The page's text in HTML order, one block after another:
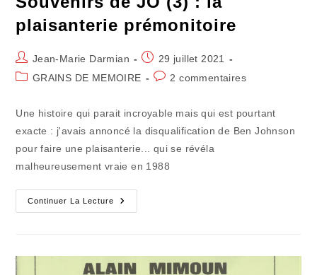
plaisanterie prémonitoire
Auteur/autrice
de
Jean-Marie Darmian
Publication
publiée :
29 juillet 2021
PostGRAINS DE MEMOIRE
Commentaires
publication :
2 commentaires
Une histoire qui parait incroyable mais qui est pourtant
exacte : j'avais annoncé la disqualification de Ben Johnson
pour faire une plaisanterie... qui se révéla
malheureusement vraie en 1988
Continuer La Lecture
Souvenirs
De
Plaisanterie
Prémonitoire